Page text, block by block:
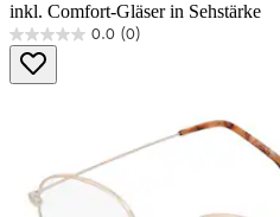
inkl. Comfort-Gläser in Sehstärke
0.0 (0)
0.0
von
5